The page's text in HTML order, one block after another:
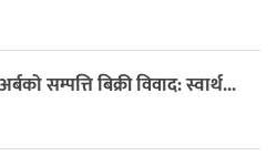
सम्पत्ति बिक्री विवाद: स्वार्थ...